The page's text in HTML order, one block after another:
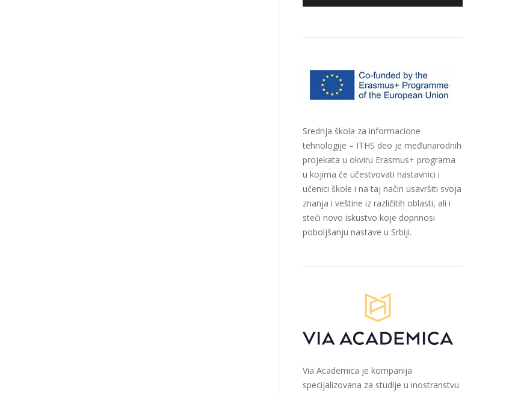
Srednja škola za informacione
tehnologije – ITHS deo je međunarodnih
projekata u okviru Erasmus+ programa
u kojima će učestvovati nastavnici i
učenici škole i na taj način usavršiti svoja
znanja i veštine iz različitih oblasti, ali i
steći novo iskustvo koje doprinosi
poboljšanju nastave u Srbiji.
Via Academica je kompanija
specijalizovana za studije u inostranstvu